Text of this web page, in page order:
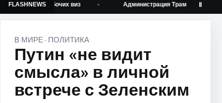
FLASHNEWS
рабочих виз Администрация Трампа усилилаⅡ
В МИРЕ · ПОЛИТИКА
Путин «не видит
смысла» в личной
встрече с Зеленским